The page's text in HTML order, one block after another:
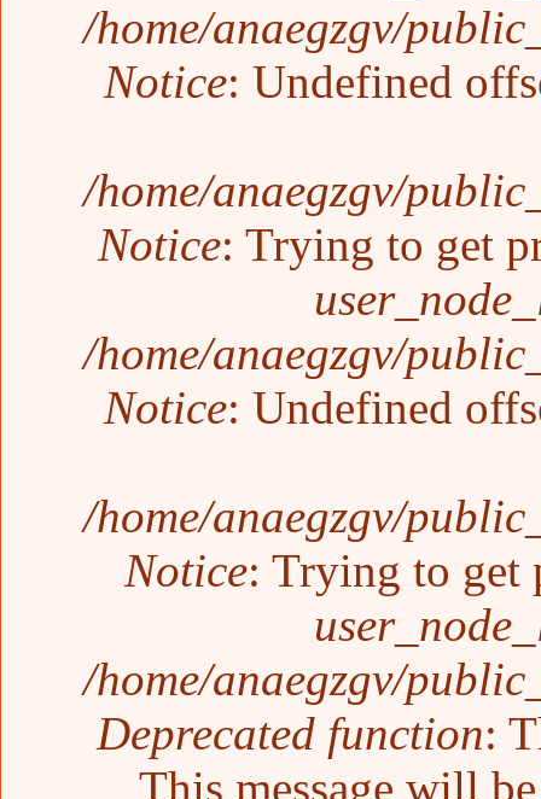
/home/anaegzgv/
Notice: Undefined
/home/anaegzgv/
Notice: Trying to get
/home/anaegzgv/
Notice: Undefined
/home/anaegzgv/
Notice: Trying to get
/home/anaegzgv/
Deprecated function:
This message will